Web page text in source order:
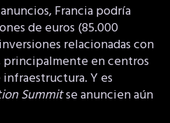
Francia podría
de euros (85.000
relacionadas con
principalmente en centros
Y es
Summitse anuncien aún